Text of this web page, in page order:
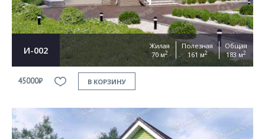
И-002
Жилая
70 м2
Полезная
161 м2
Общая
183 м2
45000₽ В КОРЗИНУ